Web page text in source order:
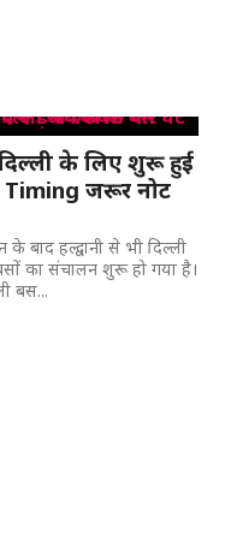
दिल्ली के लिए शुरू हुई
Timing जरूर नोट
के बाद हल्द्वानी से भी दिल्ली
का संचालन शुरू हो गया है।
बस...